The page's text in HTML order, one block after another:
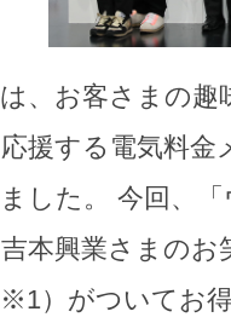
、お客さまの
援する電気料
した。 今回、
本興業さまの
）がついてお